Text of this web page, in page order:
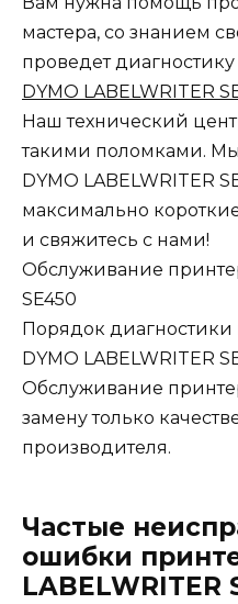
мастера, со знанием
проведет диагностику
DYMO LABELWRITER
Наш технический
такими поломками.
DYMO LABELWRITER
максимально
и свяжитесь с нами!
Обслуживание
SE450
Порядок
DYMO LABELWRITER
Обслуживание
замену только
производителя.
Частые
ошибки
LABELWRITER